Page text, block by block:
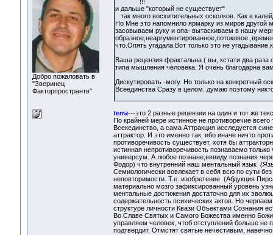
Добро пожаловать в
"Зверинец
Факторпространтв"
и дальше "который не существует"
так много восхитительных осколков. Как в
Но Мне это напомнило ярмарку из миров другой
засовываем руку и опа- вытаскиваем в нашу
образное,неаргументированное,потоковое
что.Опять угадала.Вот только это не
Ваша рецензия фрактальна ( вы, кстати два
типа мышления человека. Я очень благодарна
Дискутировать -могу. Но только на конкретный
Всеединства Сразу в целом. думаю поэтому
terra---это 2 разные рецензии на один и тот же
По крайней мере истинное не противоречие
Всекединство, а сама Аттракция исследуется
аттрактор. И это именно так, ибо иначе ничто
противоречивость существует, хотя бы
истинная непротиворечивость познаваемо
универсум. А любое познане,вввиду познания
Фодор) что внутренний наш ментальный язык
Семиологически вовлекает в себя всю по сути
неповторимости. Т.е. изобретение (Абдукция
материально мозго зафиксированный уровень
ментальные достижения достаточно для их
содержательность психических актов. Но
структуре личности Квази Объектами Сознания
Во Славе Святых и Самого Божества именно
управляем человек, чтоб отступлений больше не
подтвердит. Отмстят святые нечестивым, навечно